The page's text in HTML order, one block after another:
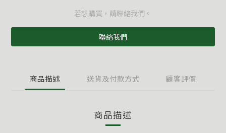
若想購買，請聯絡我們。
聯絡我們
商品描述 送貨及付款方式 顧客評價
商品描述